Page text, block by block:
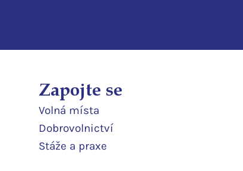
Zapojte se
Volná místa
Dobrovolnictví
Stáže a praxe